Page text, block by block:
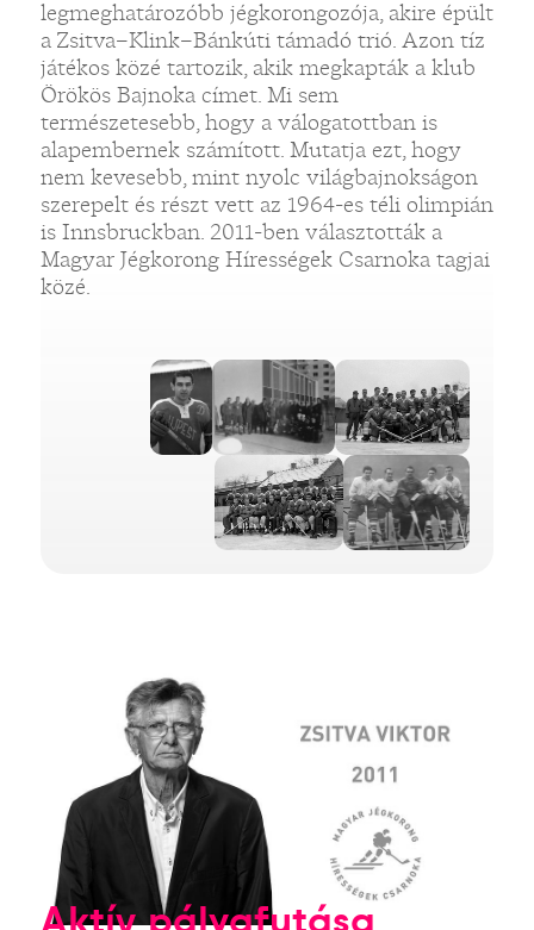
legmeghatározóbb jégkorongozója, akire épült
a Zsitva–Klink–Bánkúti támadó trió. Azon tíz
játékos közé tartozik, akik megkapták a klub
Örökös Bajnoka címet. Mi sem
természetesebb, hogy a válogatottban is
alapembernek számított. Mutatja ezt, hogy
nem kevesebb, mint nyolc világbajnokságon
szerepelt és részt vett az 1964-es téli olimpián
is Innsbruckban. 2011-ben választották a
Magyar Jégkorong Hírességek Csarnoka tagjai
közé.
Aktív pályafutása